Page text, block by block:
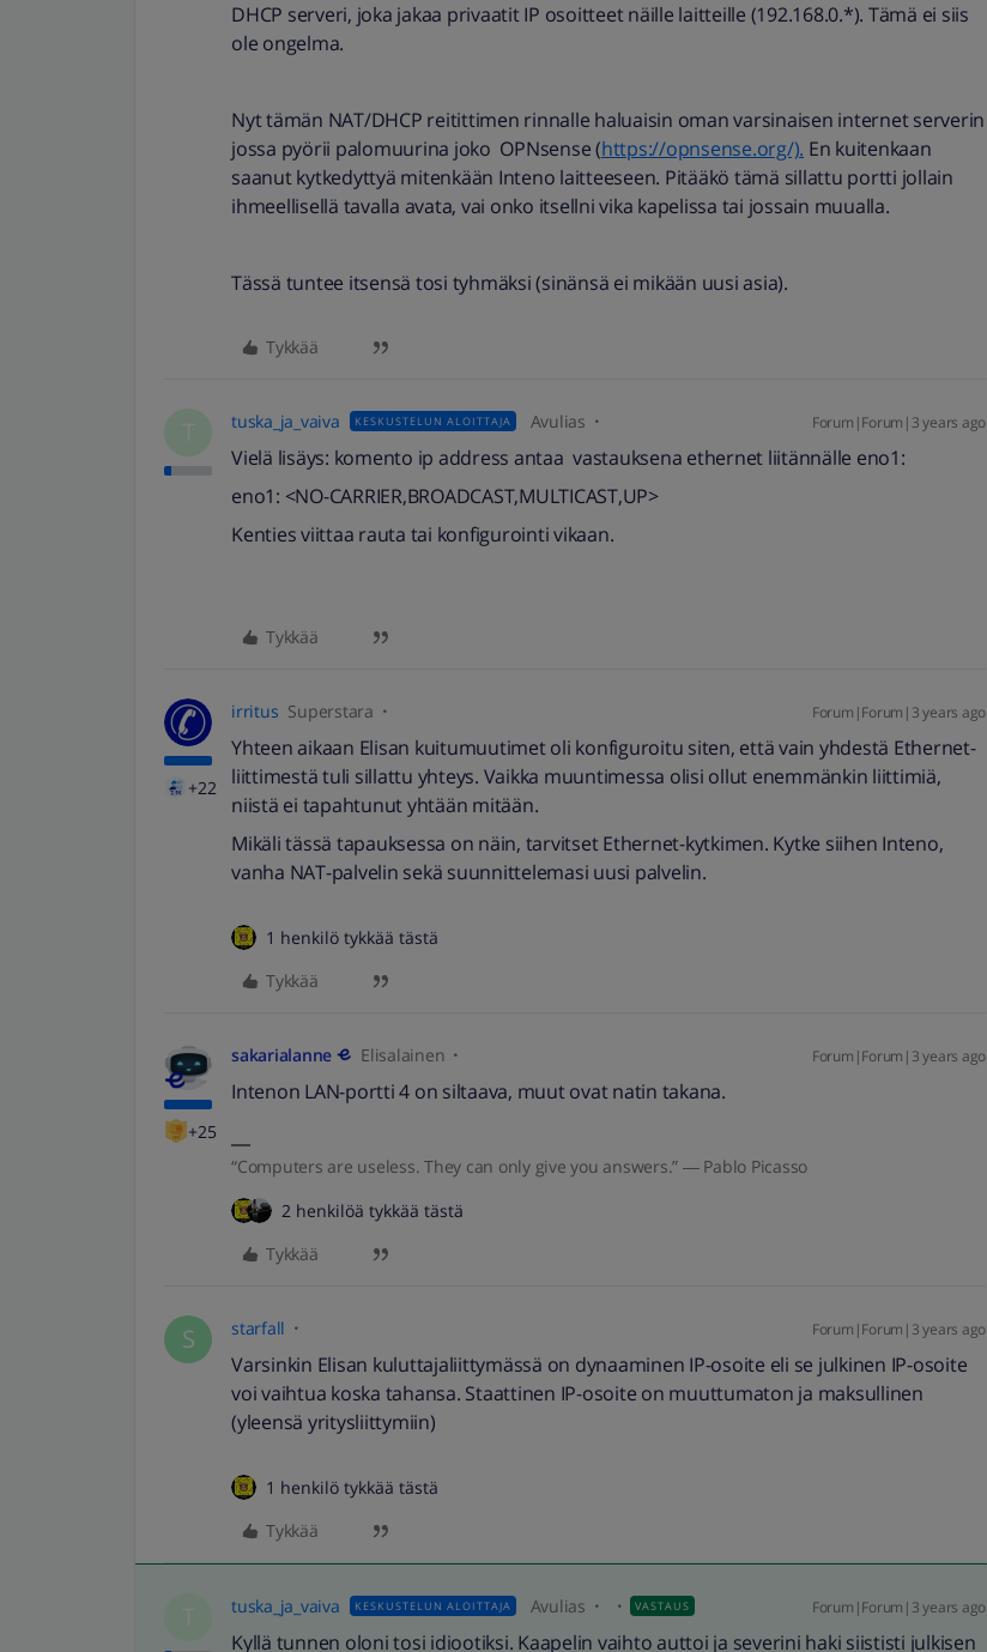
DHCP serveri, joka jakaa privaatit IP osoitteet näille laitteille (192.168.0.*). Tämä ei siis
ole ongelma.
Nyt tämän NAT/DHCP reitittimen rinnalle haluaisin oman varsinaisen internet serverin
jossa pyörii palomuurina joko OPNsense (https://opnsense.org/). En kuitenkaan
saanut kytkedyttyä mitenkään Inteno laitteeseen. Pitääkö tämä sillattu portti jollain
ihmeellisellä tavalla avata, vai onko itsellni vika kapelissa tai jossain muualla.
Tässä tuntee itsensä tosi tyhmäksi (sinänsä ei mikään uusi asia).
Tykkää
tuska_ja_vaiva KESKUSTELUN ALOITTAJA Avulias Forum|Forum|3 years ago
Vielä lisäys: komento ip address antaa vastauksena ethernet liitännälle eno1:
eno1: <NO-CARRIER,BROADCAST,MULTICAST,UP>
Kenties viittaa rauta tai konfigurointi vikaan.
Tykkää
+22
irritus Superstara Forum|Forum|3 years ago
Yhteen aikaan Elisan kuitumuutimet oli konfiguroitu siten, että vain yhdestä Ethernet-
liittimestä tuli sillattu yhteys. Vaikka muuntimessa olisi ollut enemmänkin liittimiä,
niistä ei tapahtunut yhtään mitään.
Mikäli tässä tapauksessa on näin, tarvitset Ethernet-kytkimen. Kytke siihen Inteno,
vanha NAT-palvelin sekä suunnittelemasi uusi palvelin.
1 henkilö tykkää tästä
Tykkää
+25
sakarialanne Elisalainen Forum|Forum|3 years ago
Intenon LAN-portti 4 on siltaava, muut ovat natin takana.
“Computers are useless. They can only give you answers.” ― Pablo Picasso
2 henkilöä tykkää tästä
Tykkää
S starfall Forum|Forum|3 years ago
Varsinkin Elisan kuluttajaliittymässä on dynaaminen IP-osoite eli se julkinen IP-osoite
voi vaihtua koska tahansa. Staattinen IP-osoite on muuttumaton ja maksullinen
(yleensä yritysliittymiin)
1 henkilö tykkää tästä
Tykkää
tuska_ja_vaiva KESKUSTELUN ALOITTAJA Avulias VASTAUS Forum|Forum|3 years ago
Kyllä tunnen oloni tosi idiootiksi. Kaapelin vaihto auttoi ja severini haki siististi julkisen